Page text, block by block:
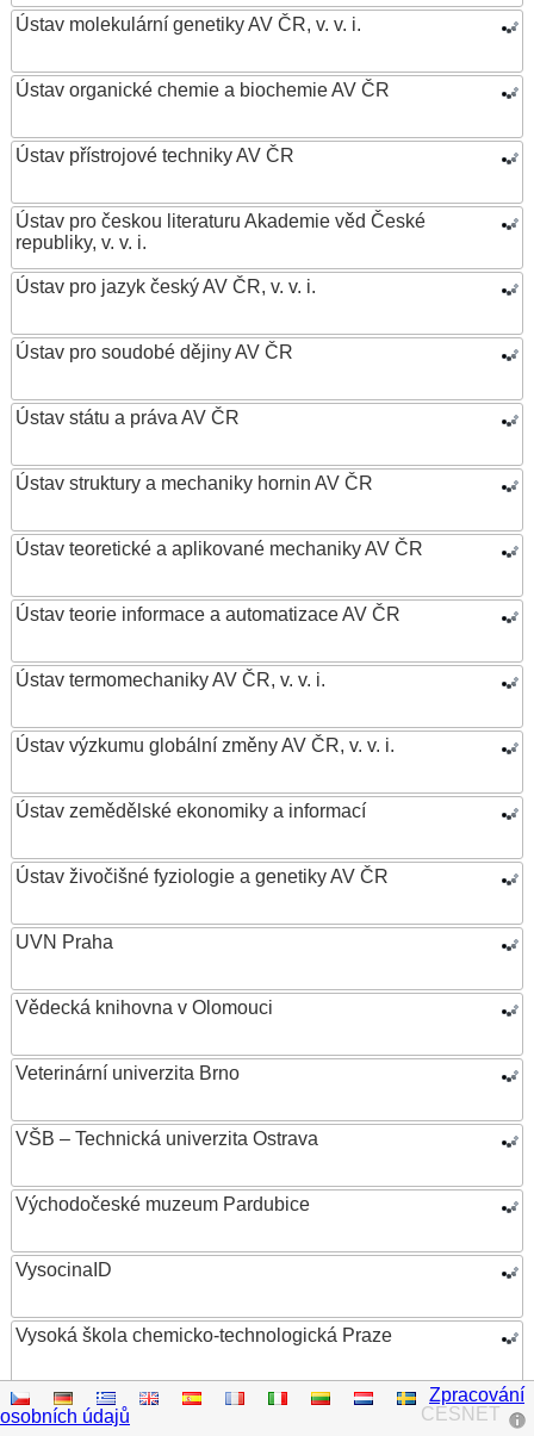
Ústav molekulární genetiky AV ČR, v. v. i.
Ústav organické chemie a biochemie AV ČR
Ústav přístrojové techniky AV ČR
Ústav pro českou literaturu Akademie věd České
republiky, v. v. i.
Ústav pro jazyk český AV ČR, v. v. i.
Ústav pro soudobé dějiny AV ČR
Ústav státu a práva AV ČR
Ústav struktury a mechaniky hornin AV ČR
Ústav teoretické a aplikované mechaniky AV ČR
Ústav teorie informace a automatizace AV ČR
Ústav termomechaniky AV ČR, v. v. i.
Ústav výzkumu globální změny AV ČR, v. v. i.
Ústav zemědělské ekonomiky a informací
Ústav živočišné fyziologie a genetiky AV ČR
UVN Praha
Vědecká knihovna v Olomouci
Veterinární univerzita Brno
VŠB – Technická univerzita Ostrava
Východočeské muzeum Pardubice
VysocinaID
Vysoká škola chemicko-technologická Praze
Vysoká škola ekonomická v Praze
CESNET
Zpracování
osobních údajů